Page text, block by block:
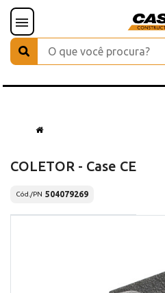
COLETOR - Case CE
Cód./PN 504079269